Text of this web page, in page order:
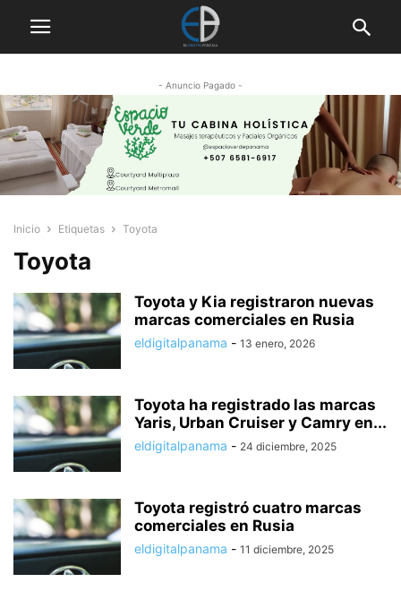
- Anuncio Pagado -
Inicio Etiquetas Toyota
Toyota
Toyota y Kia registraron nuevas
marcas comerciales en Rusia
eldigitalpanama - 13 enero, 2026
Toyota ha registrado las marcas
Yaris, Urban Cruiser y Camry en...
eldigitalpanama - 24 diciembre, 2025
Toyota registró cuatro marcas
comerciales en Rusia
eldigitalpanama - 11 diciembre, 2025